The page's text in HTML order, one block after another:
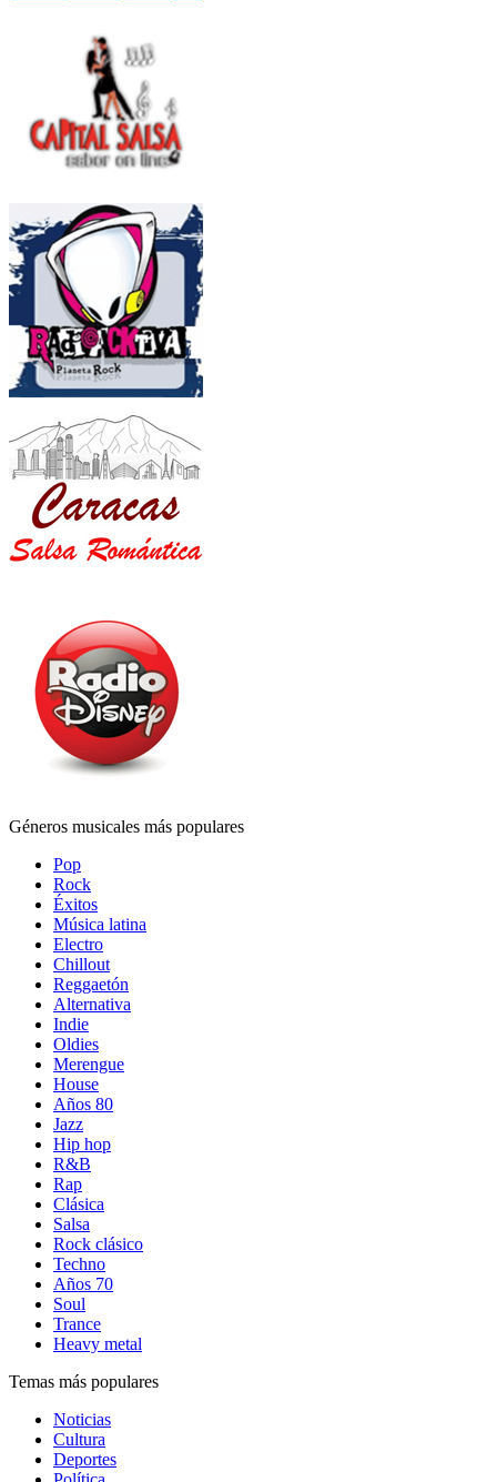
Géneros musicales más populares
Pop
Rock
Éxitos
Música latina
Electro
Chillout
Reggaetón
Alternativa
Indie
Oldies
Merengue
House
Años 80
Jazz
Hip hop
R&B
Rap
Clásica
Salsa
Rock clásico
Techno
Años 70
Soul
Trance
Heavy metal
Temas más populares
Noticias
Cultura
Deportes